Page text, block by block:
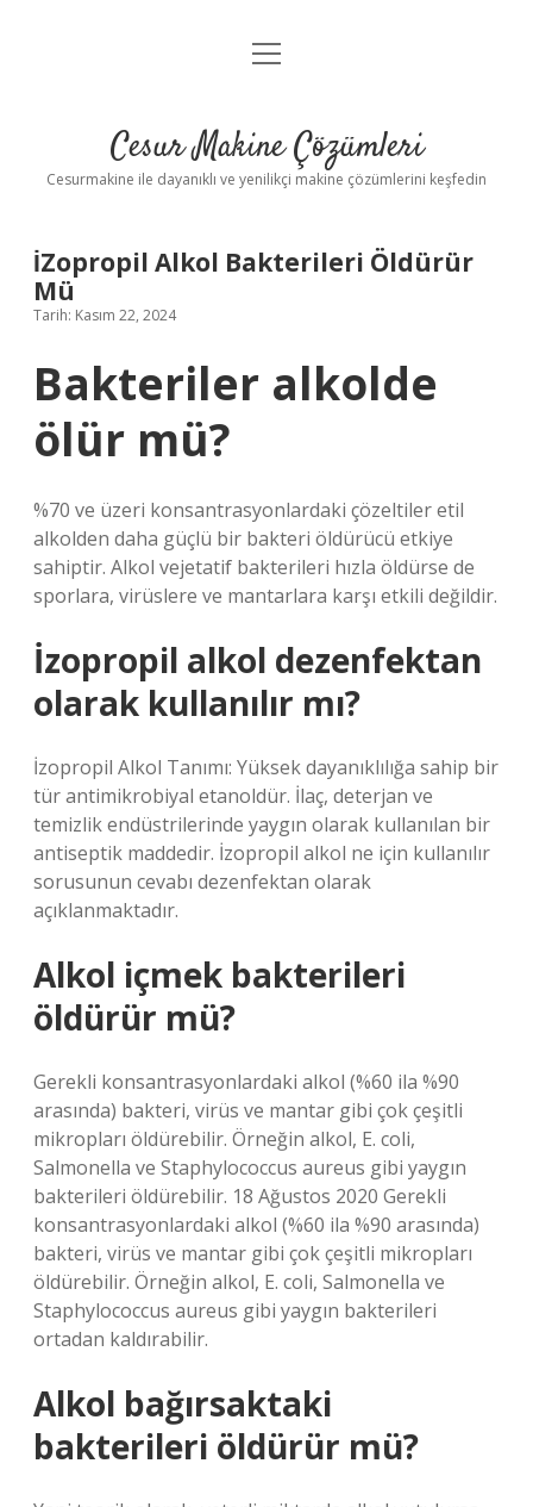
Anasayfa
Yasal Uyarı
menüyü
Cesur Makine Çözümleri
Cesurmakine ile dayanıklı ve yenilikçi makine çözümlerini keşfedin
İZopropil Alkol Bakterileri Öldürür
Mü
Tarih: Kasım 22, 2024
Bakteriler alkolde
ölür mü?
%70 ve üzeri konsantrasyonlardaki çözeltiler etil
alkolden daha güçlü bir bakteri öldürücü etkiye
sahiptir. Alkol vejetatif bakterileri hızla öldürse de
sporlara, virüslere ve mantarlara karşı etkili değildir.
İzopropil alkol dezenfektan
olarak kullanılır mı?
İzopropil Alkol Tanımı: Yüksek dayanıklılığa sahip bir
tür antimikrobiyal etanoldür. İlaç, deterjan ve
temizlik endüstrilerinde yaygın olarak kullanılan bir
antiseptik maddedir. İzopropil alkol ne için kullanılır
sorusunun cevabı dezenfektan olarak
açıklanmaktadır.
Alkol içmek bakterileri
öldürür mü?
Gerekli konsantrasyonlardaki alkol (%60 ila %90
arasında) bakteri, virüs ve mantar gibi çok çeşitli
mikropları öldürebilir. Örneğin alkol, E. coli,
Salmonella ve Staphylococcus aureus gibi yaygın
bakterileri öldürebilir. 18 Ağustos 2020 Gerekli
konsantrasyonlardaki alkol (%60 ila %90 arasında)
bakteri, virüs ve mantar gibi çok çeşitli mikropları
öldürebilir. Örneğin alkol, E. coli, Salmonella ve
Staphylococcus aureus gibi yaygın bakterileri
ortadan kaldırabilir.
Alkol bağırsaktaki
bakterileri öldürür mü?